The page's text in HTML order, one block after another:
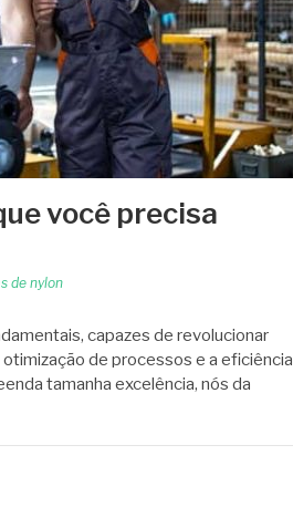
você precisa
de nylon
capazes de revolucionar
de processos e a eficiência
tamanha excelência, nós da